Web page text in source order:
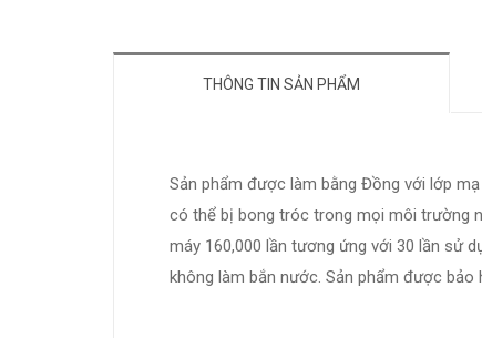
THÔNG TIN SẢN PHẨM
Sản phẩm được làm bằng Đồng với lớp
có thể bị bong tróc trong mọi môi trường
máy 160,000 lần tương ứng với 30 lần sử
không làm bắn nước. Sản phẩm được bảo